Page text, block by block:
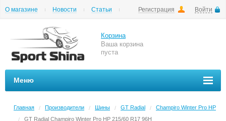
Регистрация Войти
О магазине Новости
Статьи
Корзина
Ваша корзина
пуста
Меню
Главная / Производители / Шины / GT Radial / Champiro Winter Pro HP
/ GT Radial Champiro Winter Pro HP 215/60 R17 96H